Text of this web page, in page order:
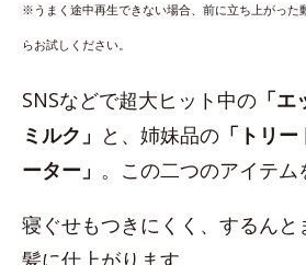
※うまく途中再生できない場合、前に立ち上がった
らお試しください。
SNSなどで超大ヒット中の 「
ミルク」 と、姉妹品の 「トリ
ーター」 。この二つのアイテム
寝ぐせもつきにくく、するんと